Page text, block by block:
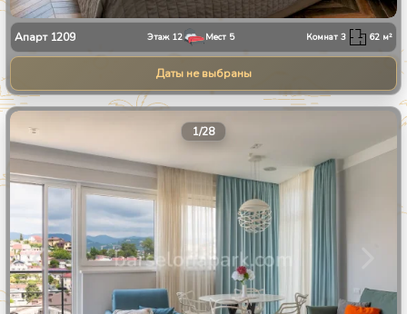
Апарт 1209 Этаж 12 Мест 5 Комнат3 62 м²
Даты не выбраны
1/28